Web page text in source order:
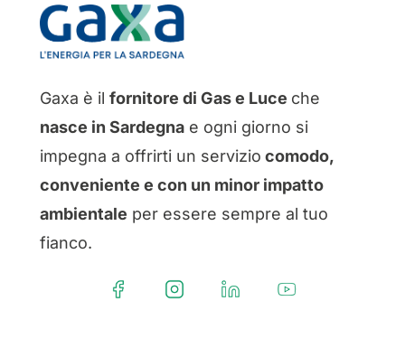
Gaxa è ilfornitore di Gas e Luce che
nasce in Sardegna e ogni giorno si
impegna a offrirti un servizio comodo,
conveniente e con un minor impatto
ambientale per essere sempre al tuo
fianco.